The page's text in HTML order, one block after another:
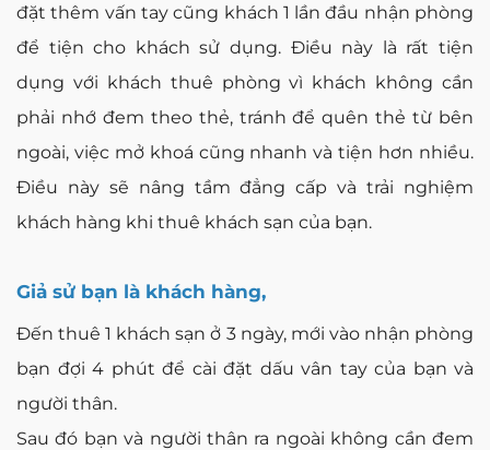
đặt thêm vấn tay cũng khách 1 lần đầu nhận phòng
để tiện cho khách sử dụng. Điều này là rất tiện
dụng với khách thuê phòng vì khách không cần
phải nhớ đem theo thẻ, tránh để quên thẻ từ bên
ngoài, việc mở khoá cũng nhanh và tiện hơn nhiều.
Điều này sẽ nâng tầm đẳng cấp và trải nghiệm
khách hàng khi thuê khách sạn của bạn.
Giả sử bạn là khách hàng,
Đến thuê 1 khách sạn ở 3 ngày, mới vào nhận phòng
bạn đợi 4 phút để cài đặt dấu vân tay của bạn và
người thân.
Sau đó bạn và người thân ra ngoài không cần đem